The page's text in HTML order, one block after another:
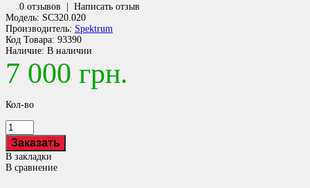
0 отзывов | Написать отзыв
Модель: SC320.020
Производитель: Spektrum
Код Товара: 93390
Наличие: В наличии
7 000 грн.
Кол-во
В закладки
В сравнение